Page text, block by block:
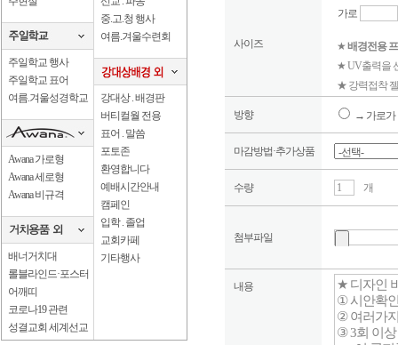
주일학교 행사
주일학교 표어
여름.겨울성경학교
Awana 가로형
Awana 세로형
Awana 비규격
배너거치대
롤블라인드·포스터
어깨띠
코로나19 관련
성결교회 세계선교
중.고.청 행사
여름.겨울수련회
강대상 . 배경판
버티컬월 전용
표어 . 말씀
포토존
환영합니다
예배시간안내
캠페인
입학 . 졸업
교회카페
기타행사
사이즈
가로
★배경전용
★ UV출력을
★ 강력접착
방향 → 가로가
마감방법·추가상품
수량 개
첨부파일
내용